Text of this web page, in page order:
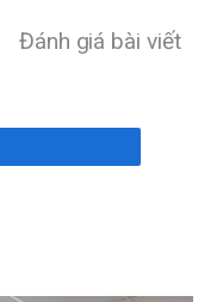
Đánh giá bài viết